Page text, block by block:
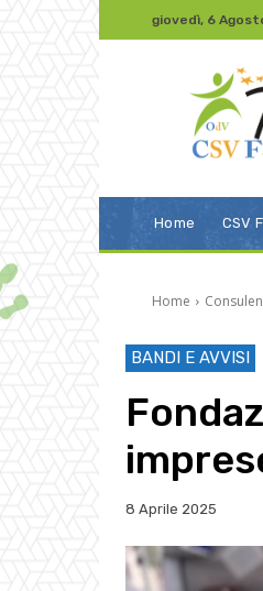
giovedì, 6
Home CSV
Home
BANDI E AVVISI
8 Aprile 2025